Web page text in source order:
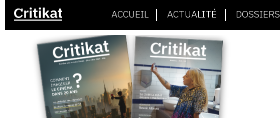
ACCUEIL ACTUALITÉ DOSSIERS